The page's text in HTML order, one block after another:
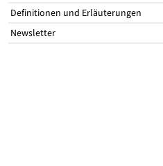
Definitionen und Erläuterungen
Newsletter